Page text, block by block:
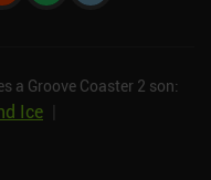
a Groove Coaster 2 son:
Ice